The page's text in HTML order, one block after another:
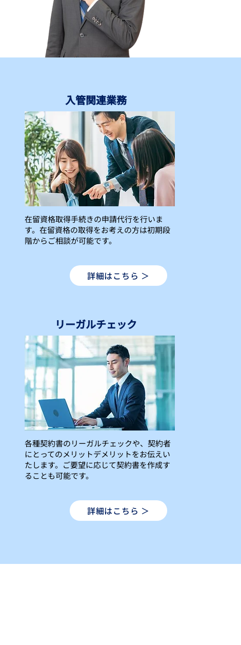
入管関連業務
在留資格取得手続きの申請代行を行いま
す。在留資格の取得をお考えの方は初期段
階からご相談が可能です。
詳細はこちら ＞
​リーガルチェック
各種契約書のリーガルチェックや、契約者
にとってのメリットデメリットをお伝えい
たします。ご要望に応じて契約書を作成す
ることも可能です。
詳細はこちら ＞